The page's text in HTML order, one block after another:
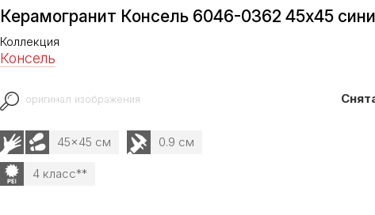
Керамогранит Консель 6046-0362 45x45
Коллекция
Консель
оригинал изображения
45x45 см 0.9 см
4 класс**